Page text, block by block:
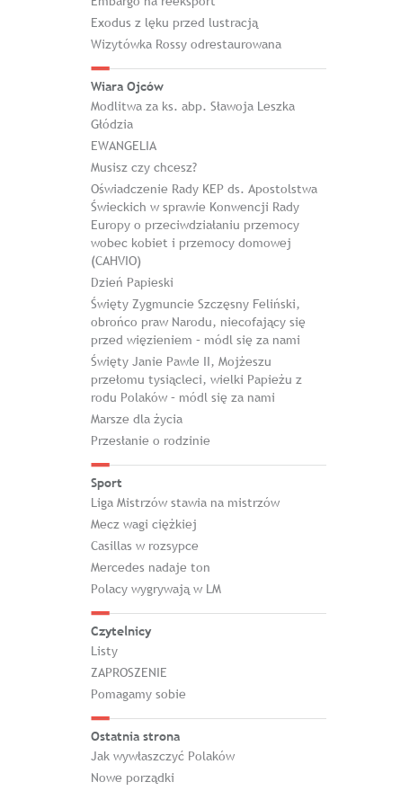
Exodus z lęku przed lustracją
Wizytówka Rossy odrestaurowana
Wiara Ojców
Modlitwa za ks. abp. Sławoja Leszka
Głódzia
EWANGELIA
Musisz czy chcesz?
Oświadczenie Rady KEP ds. Apostolstwa
Świeckich w sprawie Konwencji Rady
Europy o przeciwdziałaniu przemocy
wobec kobiet i przemocy domowej
(CAHVIO)
Dzień Papieski
Święty Zygmuncie Szczęsny Feliński,
obrońco praw Narodu, niecofający się
przed więzieniem – módl się za nami
Święty Janie Pawle II, Mojżeszu
przełomu tysiącleci, wielki Papieżu z
rodu Polaków – módl się za nami
Marsze dla życia
Przesłanie o rodzinie
Sport
Liga Mistrzów stawia na mistrzów
Mecz wagi ciężkiej
Casillas w rozsypce
Mercedes nadaje ton
Polacy wygrywają w LM
Czytelnicy
Listy
ZAPROSZENIE
Pomagamy sobie
Ostatnia strona
Jak wywłaszczyć Polaków
Nowe porządki